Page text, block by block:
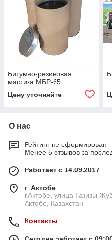
Битумно-резиновая
мастика МБР-65
Цену уточняйте
О нас
Рейтинг не сформирован
Менее 5 отзывов за
Работает с 14.09.2017
г. Актобе
г.Актобе, улица Газизы
Актобе, Казахстан
Контакты